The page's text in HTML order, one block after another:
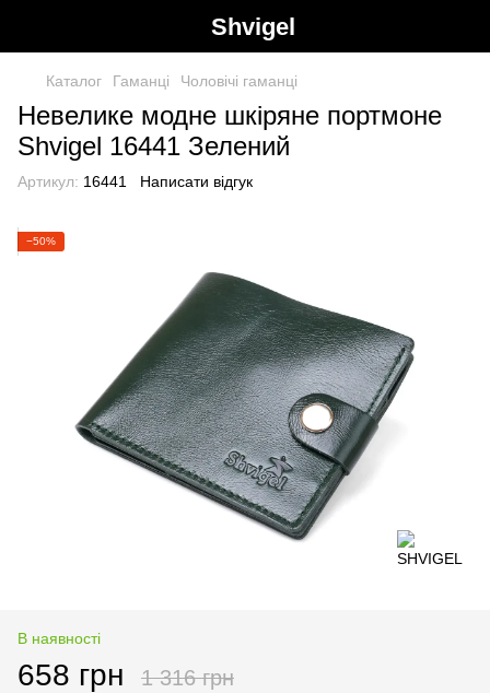
Shvigel
Каталог Гаманці Чоловічі гаманці
Невелике модне шкіряне портмоне
Shvigel 16441 Зелений
Артикул: 16441 Написати відгук
−50%
В наявності
658 грн 1 316 грн